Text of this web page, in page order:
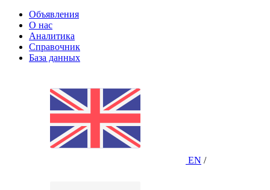
Объявления
О нас
Аналитика
Справочник
База данных
EN /